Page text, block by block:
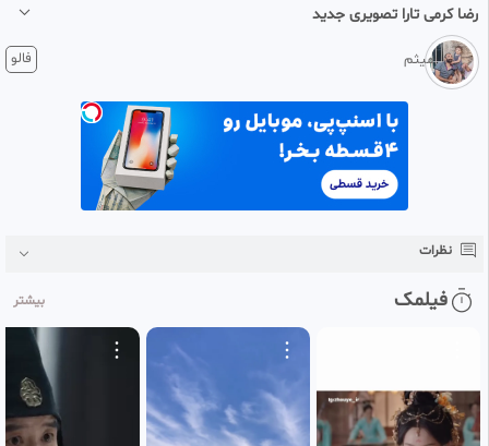
رضا کرمی تارا تصویری جدید
رضا کرمی تاراخاننده ای باشیم و صدای خاص که هنرخودرابه اجرامیگذارد
میثم فالو
نظرات
فیلمک بیشتر